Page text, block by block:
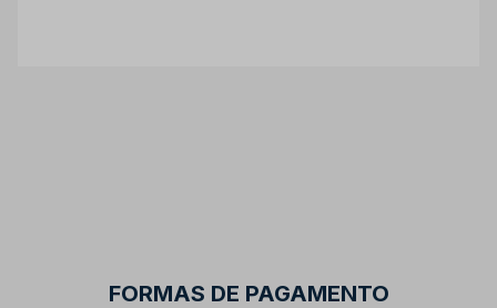
FORMAS DE PAGAMENTO